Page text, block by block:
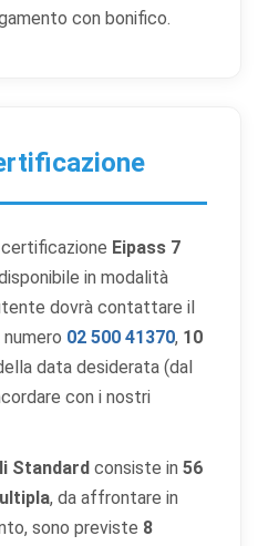
con bonifico.
Eipass 7
in modalità
dovrà contattare il
02 500 41370, 10
data desiderata (dal
con i nostri
Standard consiste in 56
, da affrontare in
sono previste 8
in forma anonima o aggregata.
tracciare l'utente attraverso
tutti